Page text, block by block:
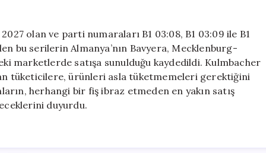
olan ve parti numaraları B1 03:08, B1 03:09 ile B1
bu serilerin Almanya’nın Bavyera, Mecklenburg-
marketlerde satışa sunulduğu kaydedildi. Kulmbacher
tüketicilere, ürünleri asla tüketmemeleri gerektiğini
herhangi bir fiş ibraz etmeden en yakın satış
duyurdu.